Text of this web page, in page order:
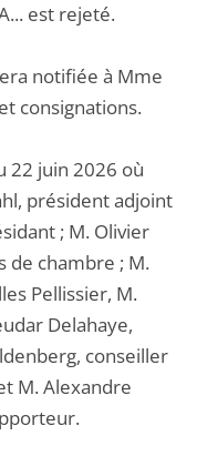
est rejeté.
notifiée à Mme
consignations.
22 juin 2026 où
président adjoint
; M. Olivier
de chambre ; M.
Pellissier, M.
Delahaye,
conseiller
M. Alexandre